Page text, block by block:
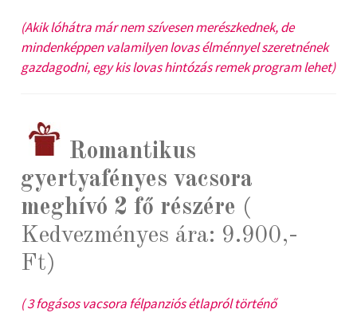
(Akik lóhátra már nem szívesen merészkednek, de
mindenképpen valamilyen lovas élménnyel szeretnének
gazdagodni, egy kis lovas hintózás remek program lehet)
Romantikus
gyertyafényes vacsora
meghívó 2 fő részére (
Kedvezményes ára: 9.900,-
Ft)
( 3 fogásos vacsora félpanziós étlapról történő